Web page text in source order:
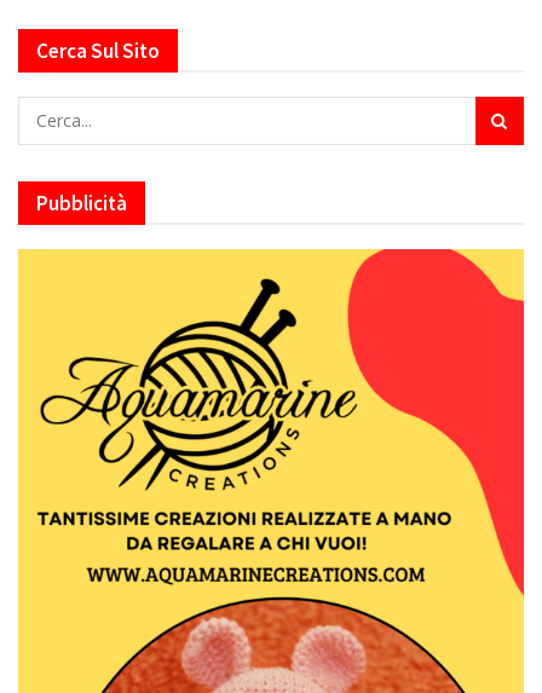
Cerca Sul Sito
Pubblicità